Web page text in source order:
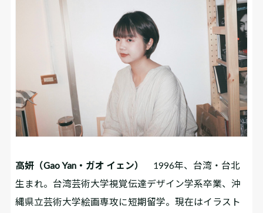
高妍（Gao Yan・ガオ イェン）
1996年、台湾・台北
生まれ。台湾芸術大学視覚伝達デザイン学系卒業、沖
縄県立芸術大学絵画専攻に短期留学。現在はイラスト